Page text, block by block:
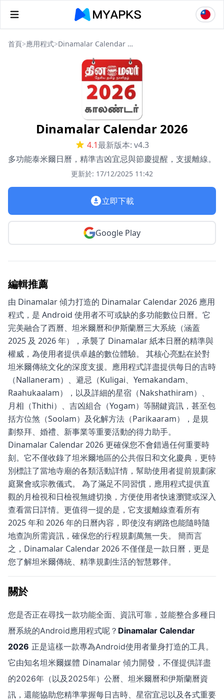
首頁>應用程式> Dinamalar Calendar 2026
Dinamalar Calendar 2026
4.1最新版本: v4.3
多功能泰米爾日曆，精準吉凶宜忌與節慶提醒，支援離線。
更新於: 17/12/2025 11:42
立即下載
Google Play
編輯推薦
由 Dinamalar 傾力打造的 Dinamalar Calendar 2026 應用
程式，是 Android 使用者不可或缺的多功能數位日曆。它
完美融合了西曆、坦米爾曆和伊斯蘭曆三大系統（涵蓋
2025 及 2026 年），承襲了 Dinamalar 紙本日曆的精準與
權威，為使用者提供卓越的數位體驗。 其核心亮點在於對
坦米爾傳統文化的深度支援。應用程式詳盡提供每日的吉時
（Nallaneram）、避忌（Kuligai、Yemakandam、
Raahukaalam），以及詳細的星宿（Nakshathiram）、
月相（Thithi）、吉凶組合（Yogam）等關鍵資訊，甚至包
括方位煞（Soolam）及化解方法（Parikaaram），是規
劃祭拜、婚禮、新事業等重要活動的得力助手。
Dinamalar Calendar 2026 更確保您不會錯過任何重要時
刻。它不僅收錄了坦米爾地區的公共假日和文化慶典，更特
別標註了當地寺廟的各類活動詳情，幫助使用者提前規劃家
庭聚會或宗教儀式。 為了滿足不同習慣，應用程式提供直
觀的月檢視和日檢視無縫切換，方便使用者快速瀏覽或深入
查看當日詳情。更值得一提的是，它支援離線查看所有
2025 年和 2026 年的日曆內容，即使沒有網路也能隨時隨
地查詢所需資訊，確保您的行程規劃萬無一失。 簡而言
之，Dinamalar Calendar 2026 不僅僅是一款日曆，更是
您了解坦米爾傳統、精準規劃生活的智慧夥伴。
關於
您是否正在尋找一款功能全面、資訊可靠，並能整合多種日
曆系統的Android應用程式呢？ Dinamalar Calendar
2026 正是這樣一款專為Android使用者量身打造的工具。
它由知名坦米爾媒體 Dinamalar 傾力開發，不僅提供詳盡
的2026年（以及2025年）公曆、坦米爾曆和伊斯蘭曆資
訊，還能協助您精準掌握每日吉時、星宿宜忌以及各式重要